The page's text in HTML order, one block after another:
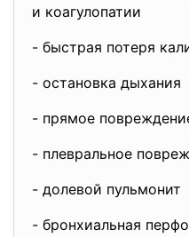
и коагулопатии
- быстрая потеря
- остановка дыхания
- прямое
- плевральное
- долевой пульмонит
- бронхиальная